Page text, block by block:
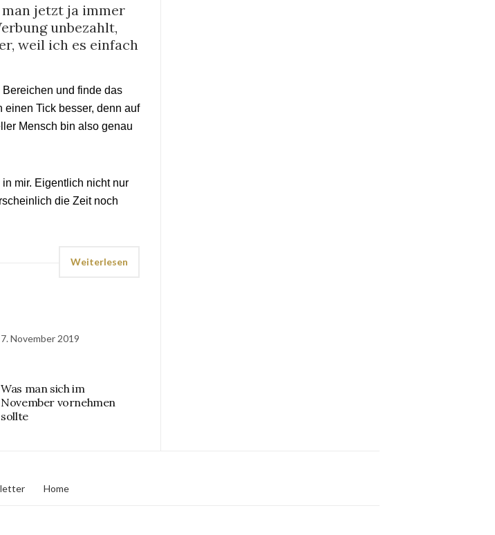
man jetzt ja immer
unbezahlt,
weil ich es einfach
und finde das
Tick besser, denn auf
Mensch bin also genau
mir. Eigentlich nicht nur
die Zeit noch
Weiterlesen
7. November 2019
Was man sich im
November vornehmen
sollte
Home